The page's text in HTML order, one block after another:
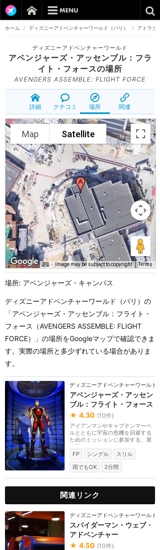
ホーム / ディズニーアドベンチャーワールド（パリ） / アトラク
ディズニーアドベンチャーワールド
アベンジャーズ・アッセンブル：フラ
イト・フォースの場所
AVENGERS ASSEMBLE: FLIGHT FORCE
詳細 クチコミ 場所 関連
Map Satellite
Image may be subject to copyright Terms
場所: アベンジャーズ・キャンパス
ディズニーアドベンチャーワールド（パリ）の
「アベンジャーズ・アッセンブル：フライト・
フォース（AVENGERS ASSEMBLE: FLIGHT
FORCE）」の場所をGoogleマップで確認できま
す。実際の場所と多少ずれている場合がありま
す。
ディズニーアドベンチャーワールド
アベンジャーズ・アッセン
ブル：フライト・フォース
★ 4.30 (10件)
アイアンマンやキャプテンマーベ
ルとともに宇宙の危機を回避する
ためのミッションに参加する、屋
内型ローラーコー...
FP
シングル
スリル
雨でもOK
2分間
関連リンク
ディズニーアドベンチャーワールド
スパイダーマン・ウェブ・
アドベンチャー
★ 4.50 (10件)